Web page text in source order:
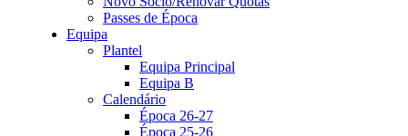
Passes de Época
Equipa
Plantel
Equipa Principal
Equipa B
Calendário
Época 26-27
Época 25-26